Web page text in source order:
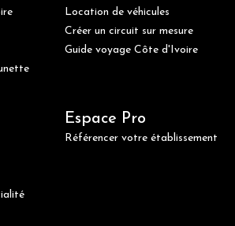
Location de véhicules
Créer un circuit sur mesure
Guide voyage Côte d'Ivoire
Espace Pro
Référencer votre établissement